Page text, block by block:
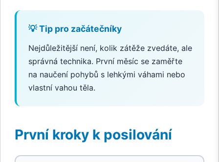
💡 Tip pro začátečníky
Nejdůležitější není, kolik zátěže zvedáte, ale
správná technika. První měsíc se zaměřte
na naučení pohybů s lehkými váhami nebo
vlastní vahou těla.
První kroky k posilování